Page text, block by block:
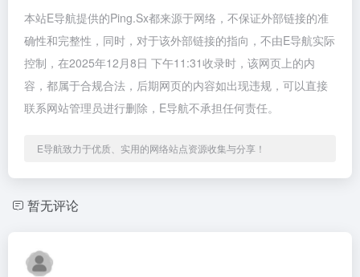
本站E导航提供的Ping.Sx都来源于网络，不保证外部链接的准
确性和完整性，同时，对于该外部链接的指向，不由E导航实际
控制，在2025年12月8日 下午11:31收录时，该网页上的内
容，都属于合规合法，后期网页的内容如出现违规，可以直接
联系网站管理员进行删除，E导航不承担任何责任。
E导航致力于优质、实用的网络站点资源收集与分享！
暂无评论